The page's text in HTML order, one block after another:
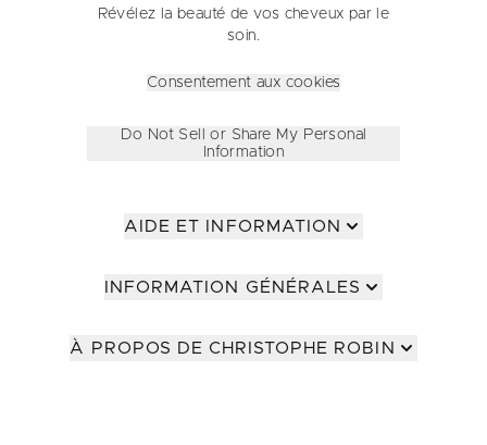
Révélez la beauté de vos cheveux par le
soin.
Consentement aux cookies
Do Not Sell or Share My Personal
Information
AIDE ET INFORMATION
INFORMATION GÉNÉRALES
À PROPOS DE CHRISTOPHE ROBIN